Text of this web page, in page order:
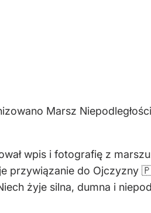
Marsz
wpis i fotografię z
przywiązanie do
żyje silna, dumna i